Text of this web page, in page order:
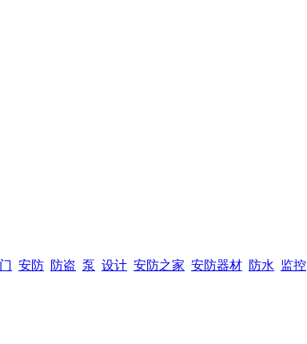
安防 防盗 泵 设计 安防之家 安防器材 防水 监控